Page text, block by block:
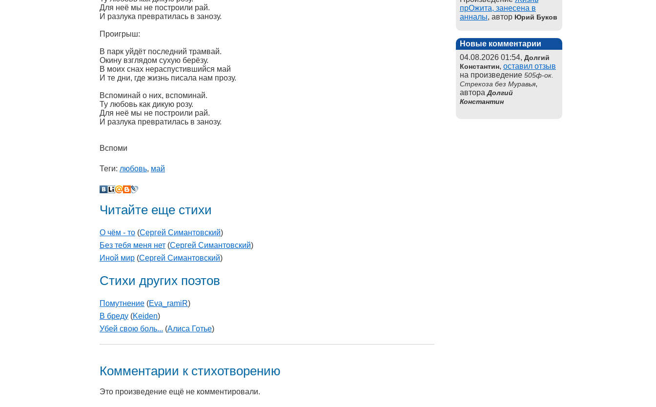
Для неё мы не построили рай.
И разлука превратилась в занозу.
Проигрыш:
В парк уйдёт последний трамвай.
Окину взглядом сухую берёзу.
В моих снах нераспустившийся май
И те дни, где жизнь писала нам прозу.
Вспоминай о них, вспоминай.
Ту любовь как дикую розу.
Для неё мы не построили рай.
И разлука превратилась в занозу.
Вспоми
Теги: любовь, май
Читайте еще стихи
О чём - то (Сергей Симантовский)
Без тебя меня нет (Сергей Симантовский)
Иной мир (Сергей Симантовский)
Стихи других поэтов
Помутнение (Eva_ramiR)
В бреду (Keiden)
Убей свою боль... (Алиса Готье)
Комментарии к стихотворению
Это произведение ещё не комментировали.
прОжита, занесена в
анналы, автор Юрий Буков
Новые комментарии
04.08.2026 01:54, Долгий
Константин, оставил отзыв
на произведение 505ф-ок.
Стрекоза без Муравья,
автораДолгий
Константин